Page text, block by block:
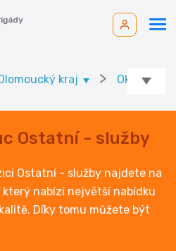
kraj > Ok.
Ostatní - služby
Ostatní - služby najdete na
nabízí největší nabídku
Díky tomu můžete být